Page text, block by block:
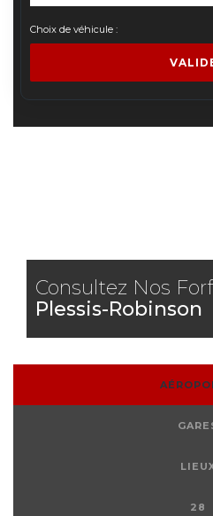
Choix de véhicule :
Consultez Nos
Plessis-Robinson
28